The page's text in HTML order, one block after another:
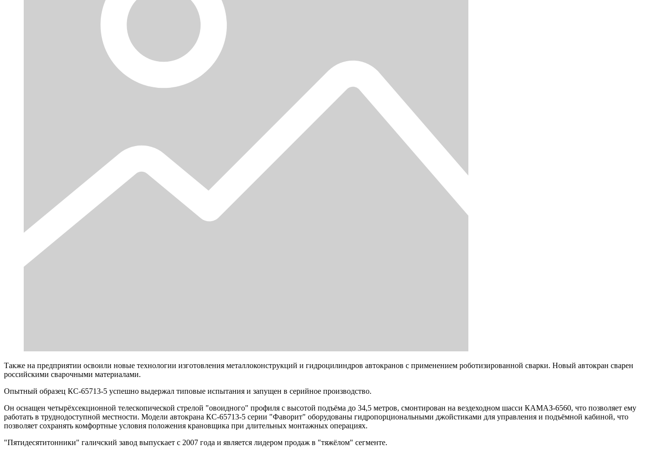
Также на предприятии освоили новые технологии изготовления металлоконструкций и гидроцилиндров автокранов с применением роботизированной сварки. Новый автокран сварен
российскими сварочными материалами.
Опытный образец КС-65713-5 успешно выдержал типовые испытания и запущен в серийное производство.
Он оснащен четырёхсекционной телескопической стрелой "овоидного" профиля с высотой подъёма до 34,5 метров, смонтирован на вездеходном шасси КАМАЗ-6560, что позволяет ему
работать в труднодоступной местности. Модели автокрана КС-65713-5 серии "Фаворит" оборудованы гидропорциональными джойстиками для управления и подъёмной кабиной, что
позволяет сохранять комфортные условия положения крановщика при длительных монтажных операциях.
"Пятидесятитонники" галичский завод выпускает с 2007 года и является лидером продаж в "тяжёлом" сегменте.